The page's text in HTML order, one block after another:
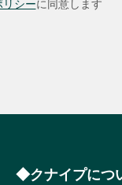
シーに同意します
◆クナイプにつ